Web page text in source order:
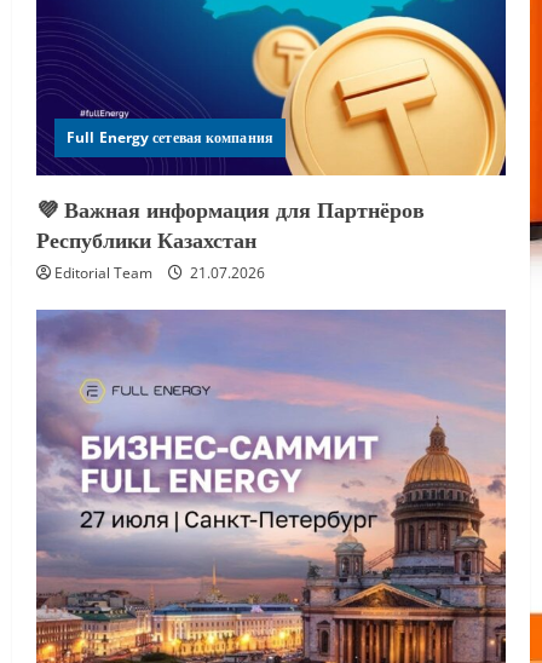
Full Energy сетевая компания
💜 Важная информация для Партнёров
Республики Казахстан
Editorial Team 21.07.2026